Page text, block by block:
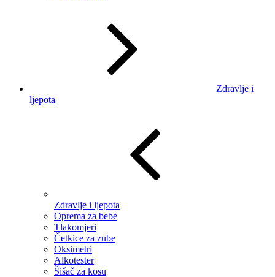
Zdravlje i
ljepota
Zdravlje i ljepota
Oprema za bebe
Tlakomjeri
Četkice za zube
Oksimetri
Alkotester
Šišač za kosu